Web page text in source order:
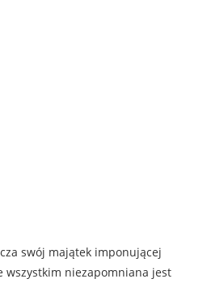
swój majątek imponującej
wszystkim niezapomniana jest